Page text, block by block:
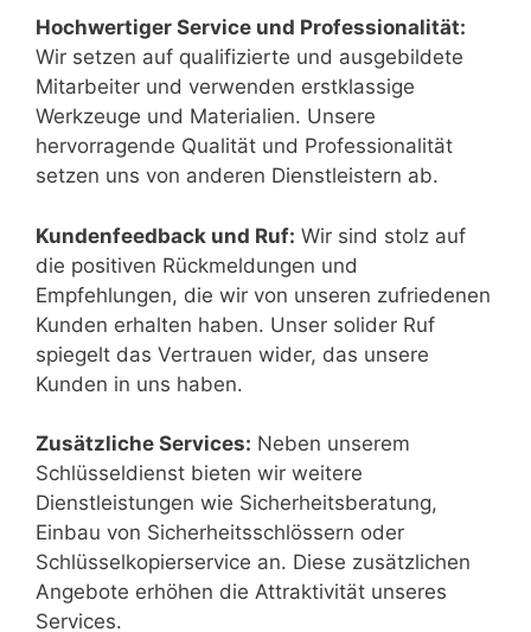
Hochwertiger Service und Professionalität:
Wir setzen auf qualifizierte und ausgebildete
Mitarbeiter und verwenden erstklassige
Werkzeuge und Materialien. Unsere
hervorragende Qualität und Professionalität
setzen uns von anderen Dienstleistern ab.
Kundenfeedback und Ruf: Wir sind stolz auf
die positiven Rückmeldungen und
Empfehlungen, die wir von unseren zufriedenen
Kunden erhalten haben. Unser solider Ruf
spiegelt das Vertrauen wider, das unsere
Kunden in uns haben.
Zusätzliche Services: Neben unserem
Schlüsseldienst bieten wir weitere
Dienstleistungen wie Sicherheitsberatung,
Einbau von Sicherheitsschlössern oder
Schlüsselkopierservice an. Diese zusätzlichen
Angebote erhöhen die Attraktivität unseres
Services.